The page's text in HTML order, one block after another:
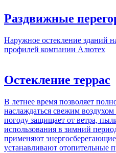
Раздвижные
Наружное остекление зданий
профилей компании Алютех
Остекление террас
В летнее время позволяет
наслаждаться свежим
погоду защищает от ветра,
использования в зимний
применяют
устанавливают отопительные